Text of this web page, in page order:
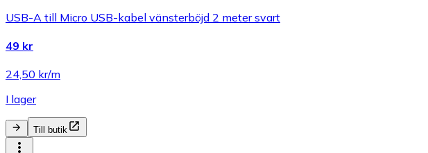
USB-A till Micro USB-kabel vänsterböjd 2 meter svart
49 kr
24,50 kr/m
I lager
Till butik